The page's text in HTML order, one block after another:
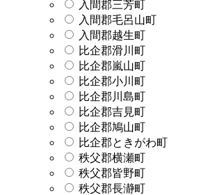
入間郡三芳町
入間郡毛呂山町
入間郡越生町
比企郡滑川町
比企郡嵐山町
比企郡小川町
比企郡川島町
比企郡吉見町
比企郡鳩山町
比企郡ときがわ町
秩父郡横瀬町
秩父郡皆野町
秩父郡長瀞町